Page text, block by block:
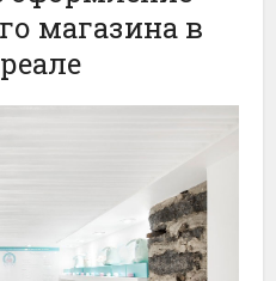
магазина в